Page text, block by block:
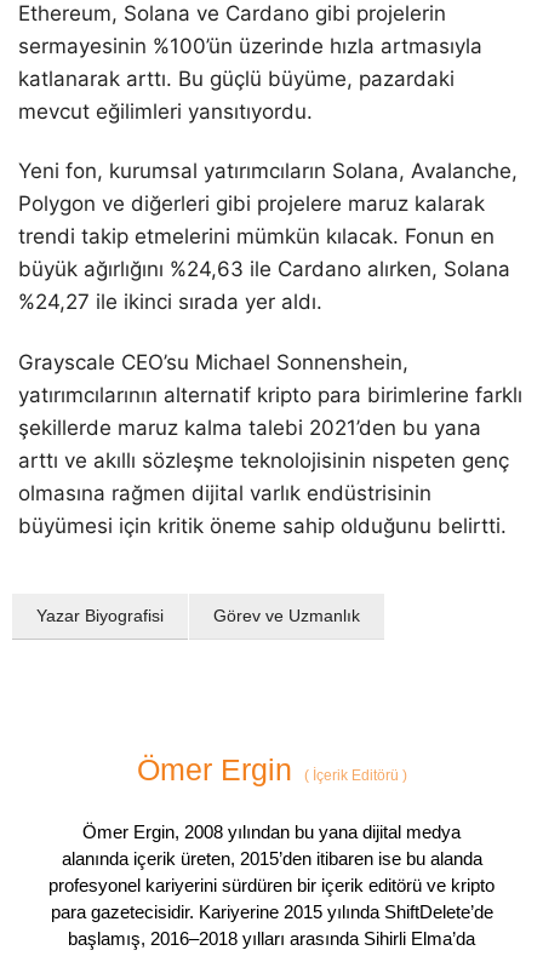
Ethereum, Solana ve Cardano gibi projelerin
sermayesinin %100’ün üzerinde hızla artmasıyla
katlanarak arttı. Bu güçlü büyüme, pazardaki
mevcut eğilimleri yansıtıyordu.
Yeni fon, kurumsal yatırımcıların Solana, Avalanche,
Polygon ve diğerleri gibi projelere maruz kalarak
trendi takip etmelerini mümkün kılacak. Fonun en
büyük ağırlığını %24,63 ile Cardano alırken, Solana
%24,27 ile ikinci sırada yer aldı.
Grayscale CEO’su Michael Sonnenshein,
yatırımcılarının alternatif kripto para birimlerine farklı
şekillerde maruz kalma talebi 2021’den bu yana
arttı ve akıllı sözleşme teknolojisinin nispeten genç
olmasına rağmen dijital varlık endüstrisinin
büyümesi için kritik öneme sahip olduğunu belirtti.
Yazar Biyografisi Görev ve Uzmanlık
Ömer Ergin (İçerik Editörü )
Ömer Ergin, 2008 yılından bu yana dijital medya
alanında içerik üreten, 2015’den itibaren ise bu alanda
profesyonel kariyerini sürdüren bir içerik editörü ve kripto
para gazetecisidir. Kariyerine 2015 yılında ShiftDelete’de
başlamış, 2016–2018 yılları arasında Sihirli Elma’da